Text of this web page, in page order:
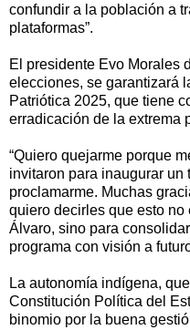
confundir a la población a
plataformas”.
El presidente Evo Morales
elecciones, se garantizará
Patriótica 2025, que tiene
erradicación de la extrema
“Quiero quejarme porque
invitaron para inaugurar
proclamarme. Muchas
quiero decirles que esto
Álvaro, sino para
programa con visión a
La autonomía indígena,
Constitución Política del
binomio por la buena